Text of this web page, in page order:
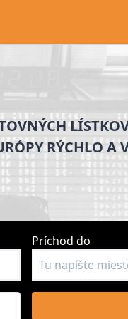
RÝCHLO A
Príchod do